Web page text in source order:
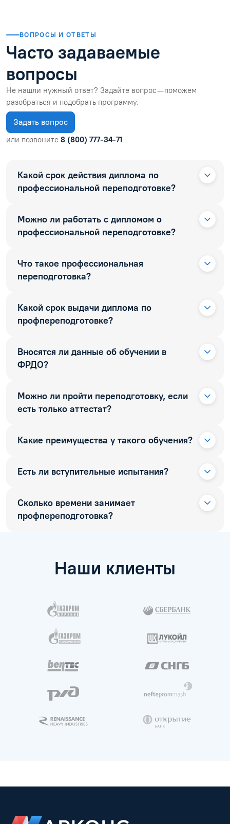
ВОПРОСЫ И ОТВЕТЫ
Часто задаваемые
вопросы
Не нашли нужный ответ? Задайте вопрос — поможем
разобраться и подобрать программу.
Задать вопрос
или позвоните 8 (800) 777-34-71
Какой срок действия диплома по
профессиональной переподготовке?
Можно ли работать с дипломом о
профессиональной переподготовке?
Что такое профессиональная
переподготовка?
Какой срок выдачи диплома по
профпереподготовке?
Вносятся ли данные об обучении в
ФРДО?
Можно ли пройти переподготовку, если
есть только аттестат?
Какие преимущества у такого обучения?
Есть ли вступительные испытания?
Сколько времени занимает
профпереподготовка?
Наши клиенты